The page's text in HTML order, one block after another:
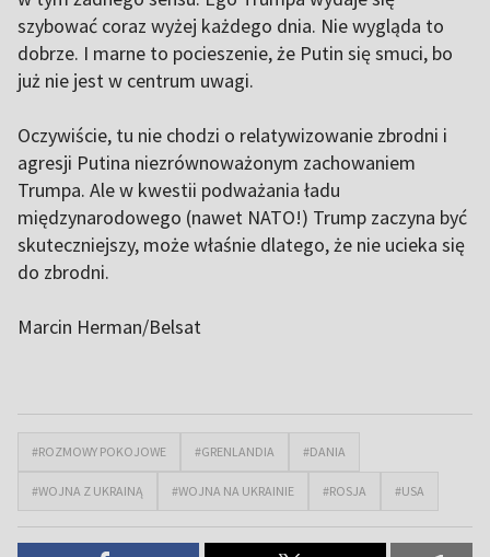
szybować coraz wyżej każdego dnia. Nie wygląda to
dobrze. I marne to pocieszenie, że Putin się smuci, bo
już nie jest w centrum uwagi.
Oczywiście, tu nie chodzi o relatywizowanie zbrodni i
agresji Putina niezrównoważonym zachowaniem
Trumpa. Ale w kwestii podważania ładu
międzynarodowego (nawet NATO!) Trump zaczyna być
skuteczniejszy, może właśnie dlatego, że nie ucieka się
do zbrodni.
Marcin Herman/Belsat
#ROZMOWY POKOJOWE #GRENLANDIA #DANIA
#WOJNA Z UKRAINĄ #WOJNA NA UKRAINIE #ROSJA #USA